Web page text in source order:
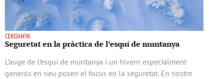
CERDANYA
Seguretat en la pràctica de l’esquí de muntanya
L’auge de l’esquí de muntanya i un hivern especialment
generós en neu posen el focus en la seguretat. En nostre